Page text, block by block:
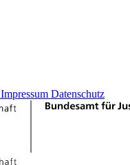
Impressum Datenschutz